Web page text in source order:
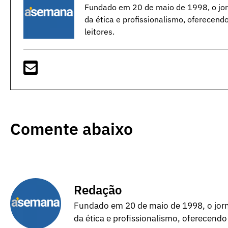
Fundado em 20 de maio de 1998, o
da ética e profissionalismo,
leitores.
Comente abaixo
Redação
Fundado em 20 de maio de 1998, o
da ética e profissionalismo,